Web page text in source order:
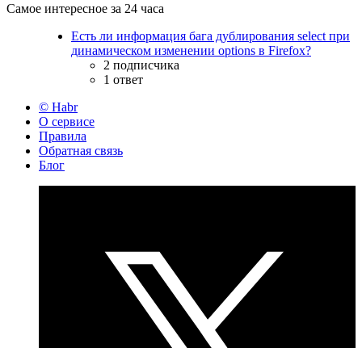
Самое интересное за 24 часа
Есть ли информация бага дублирования select при
динамическом изменении options в Firefox?
2 подписчика
1 ответ
© Habr
О сервисе
Правила
Обратная связь
Блог